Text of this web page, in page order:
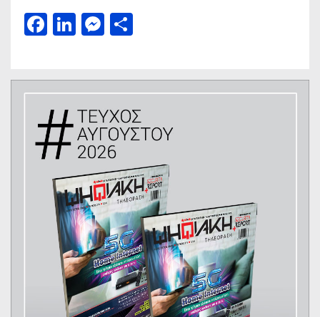
Facebook
LinkedIn
Messenger